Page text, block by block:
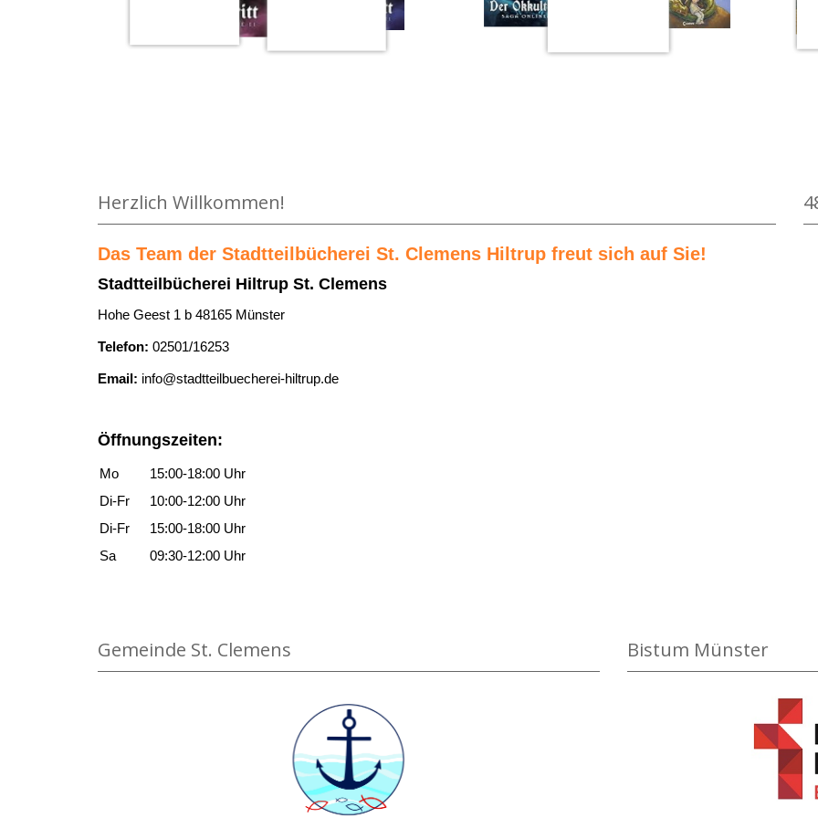
Herzlich Willkommen!
Das Team der Stadtteilbücherei St. Clemens Hiltrup freut sich auf Sie!
Stadtteilbücherei Hiltrup St. Clemens
Hohe Geest 1 b 48165 Münster
Telefon: 02501/16253
Email: info@stadtteilbuecherei-hiltrup.de
Öffnungszeiten:
Mo
15:00-18:00 Uhr
Di-Fr
10:00-12:00 Uhr
Di-Fr
15:00-18:00 Uhr
Sa
09:30-12:00 Uhr
Gemeinde St. Clemens Bistum Münster